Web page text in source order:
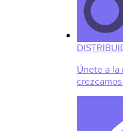
Únete a la